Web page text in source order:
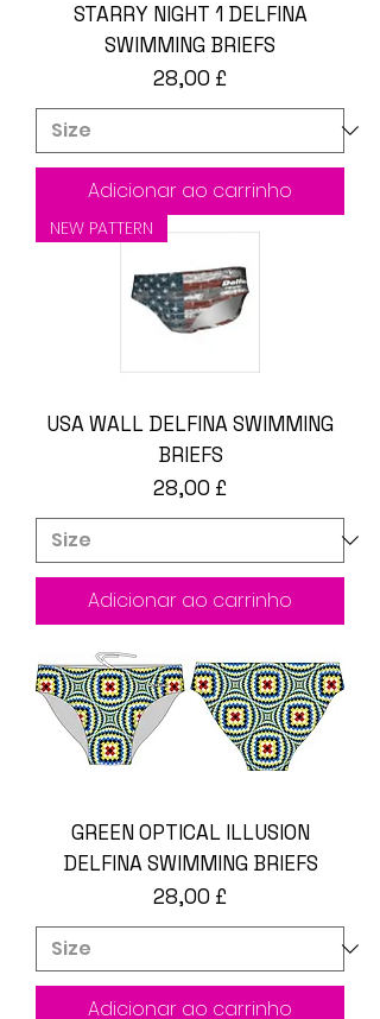
STARRY NIGHT 1 DELFINA
SWIMMING BRIEFS
Preço
28,00 £
Adicionar ao carrinho
NEW PATTERN
USA WALL DELFINA SWIMMING
BRIEFS
Preço
28,00 £
Adicionar ao carrinho
GREEN OPTICAL ILLUSION
DELFINA SWIMMING BRIEFS
Preço
28,00 £
Adicionar ao carrinho